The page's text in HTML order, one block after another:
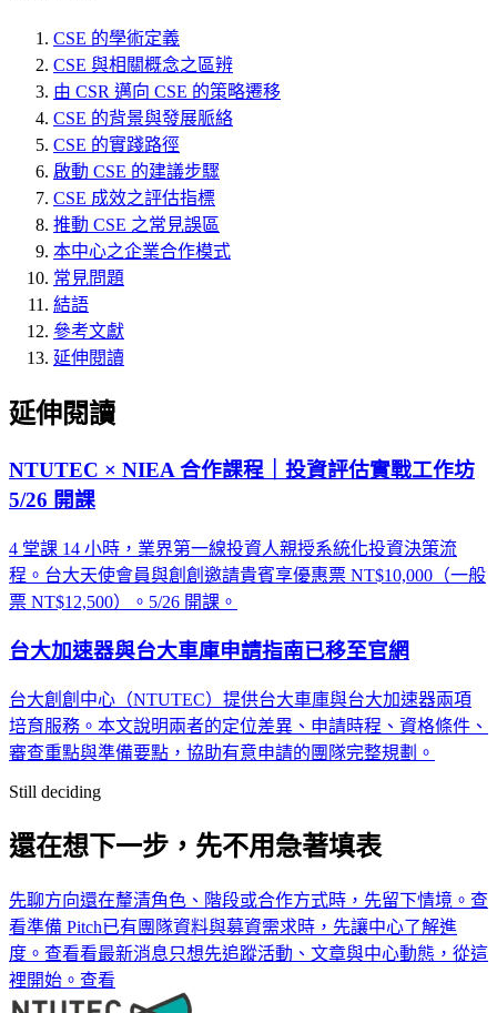
CSE 的學術定義
CSE 與相關概念之區辨
由 CSR 邁向 CSE 的策略遷移
CSE 的背景與發展脈絡
CSE 的實踐路徑
啟動 CSE 的建議步驟
CSE 成效之評估指標
推動 CSE 之常見誤區
本中心之企業合作模式
常見問題
結語
參考文獻
延伸閱讀
延伸閱讀
NTUTEC × NIEA 合作課程｜投資評估實戰工作坊
5/26 開課
4 堂課 14 小時，業界第一線投資人親授系統化投資決策流
程。台大天使會員與創創邀請貴賓享優惠票 NT$10,000（一般
票 NT$12,500）。5/26 開課。
台大加速器與台大車庫申請指南已移至官網
台大創創中心（NTUTEC）提供台大車庫與台大加速器兩項
培育服務。本文說明兩者的定位差異、申請時程、資格條件、
審查重點與準備要點，協助有意申請的團隊完整規劃。
Still deciding
還在想下一步，先不用急著填表
先聊方向還在釐清角色、階段或合作方式時，先留下情境。 查
看準備 Pitch已有團隊資料與募資需求時，先讓中心了解進
度。 查看看最新消息只想先追蹤活動、文章與中心動態，從這
裡開始。 查看